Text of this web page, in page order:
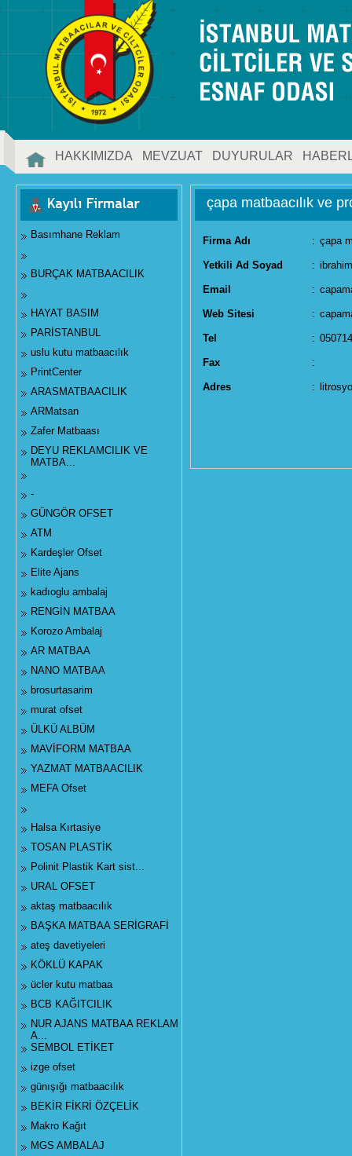
HAKKIMIZDA MEVZUAT DUYURULAR
İLETİŞİM
Basımhane Reklam
BURÇAK MATBAACILIK
HAYAT BASIM
PARİSTANBUL
uslu kutu matbaacılık
PrintCenter
ARASMATBAACILIK
ARMatsan
Zafer Matbaası
DEYU REKLAMCILIK VE
MATBA...
-
GÜNGÖR OFSET
ATM
Kardeşler Ofset
Elite Ajans
kadıoglu ambalaj
RENGİN MATBAA
Korozo Ambalaj
AR MATBAA
NANO MATBAA
brosurtasarim
murat ofset
ÜLKÜ ALBÜM
MAVİFORM MATBAA
YAZMAT MATBAACILIK
MEFA Ofset
Halsa Kırtasiye
TOSAN PLASTİK
Polinit Plastik Kart sist...
URAL OFSET
aktaş matbaacılık
BAŞKA MATBAA SERİGRAFİ
ateş davetiyeleri
KÖKLÜ KAPAK
ücler kutu matbaa
BCB KAĞITCILIK
NUR AJANS MATBAA REKLAM
A...
SEMBOL ETİKET
izge ofset
günışığı matbaacılık
BEKİR FİKRİ ÖZÇELİK
Makro Kağıt
MGS AMBALAJ
çapa matbaacılık ve
Firma Adı : çapa
Yetkili Ad Soyad :
Email :
Web Sitesi :
Tel :
Fax :
Adres :